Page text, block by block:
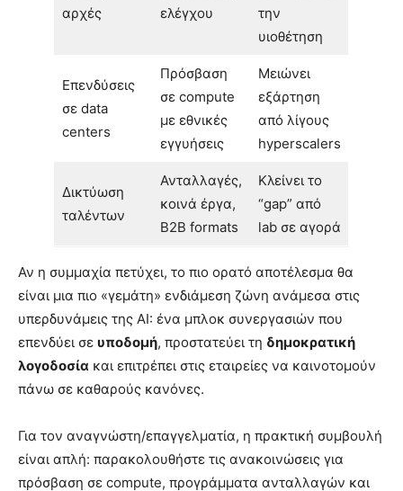
αρχές
ελέγχου
την
υιοθέτηση
Επενδύσεις
σε data
centers
Πρόσβαση
σε compute
με εθνικές
εγγυήσεις
Μειώνει
εξάρτηση
από λίγους
hyperscalers
Δικτύωση
ταλέντων
Ανταλλαγές,
κοινά έργα,
B2B formats
Κλείνει το
“gap” από
lab σε αγορά
Αν η συμμαχία πετύχει, το πιο ορατό αποτέλεσμα θα
είναι μια πιο «γεμάτη» ενδιάμεση ζώνη ανάμεσα στις
υπερδυνάμεις της AI: ένα μπλοκ συνεργασιών που
επενδύει σε υποδομή, προστατεύει τη δημοκρατική
λογοδοσία και επιτρέπει στις εταιρείες να καινοτομούν
πάνω σε καθαρούς κανόνες.
Για τον αναγνώστη/επαγγελματία, η πρακτική συμβουλή
είναι απλή: παρακολουθήστε τις ανακοινώσεις για
πρόσβαση σε compute, προγράμματα ανταλλαγών και